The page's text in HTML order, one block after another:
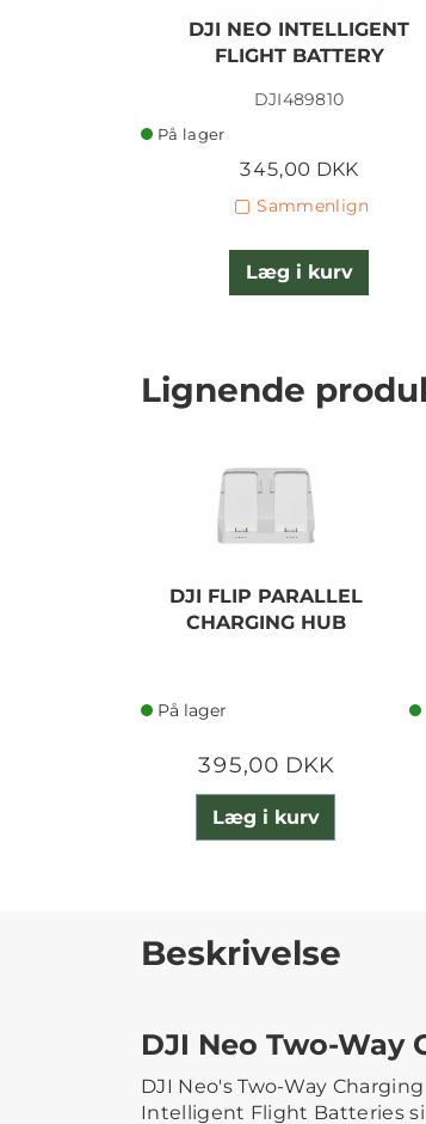
DJI NEO INTELLIGENT
FLIGHT BATTERY
DJI489810
På lager
345,00 DKK
Sammenlign
Læg i kurv
Lignende
DJI FLIP PARALLEL
CHARGING HUB
På lager
395,00 DKK
Læg i kurv
Beskrivelse
DJI Neo Two-Way
DJI Neo's Two-Way
Intelligent Flight Batteries